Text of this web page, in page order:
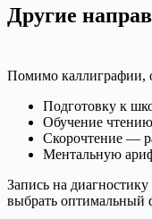
Другие
Помимо каллиграфии,
Подготовку к
Обучение
Скорочтение —
Ментальную
Запись на
выбрать оптимальный